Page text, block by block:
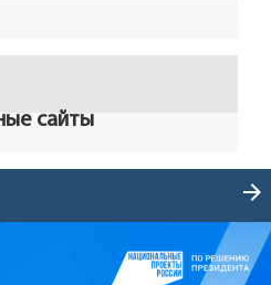
сайты
arrow_forward